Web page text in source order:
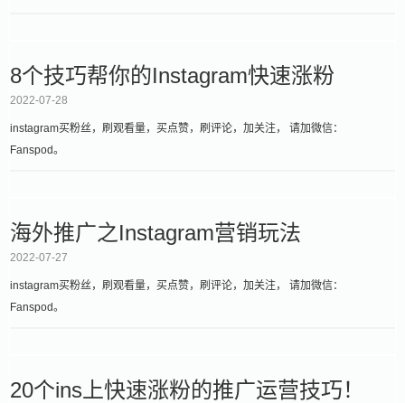
8个技巧帮你的Instagram快速涨粉
2022-07-28
instagram买粉丝，刷观看量，买点赞，刷评论，加关注， 请加微信：
Fanspod。
海外推广之Instagram营销玩法
2022-07-27
instagram买粉丝，刷观看量，买点赞，刷评论，加关注， 请加微信：
Fanspod。
20个ins上快速涨粉的推广运营技巧！